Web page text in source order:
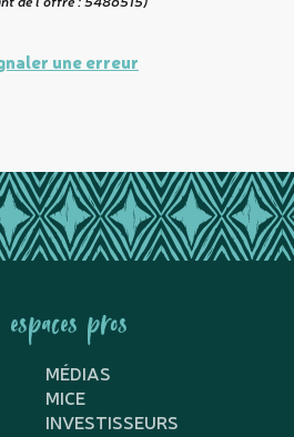
une erreur
pros
MÉDIAS
MICE
INVESTISSEURS